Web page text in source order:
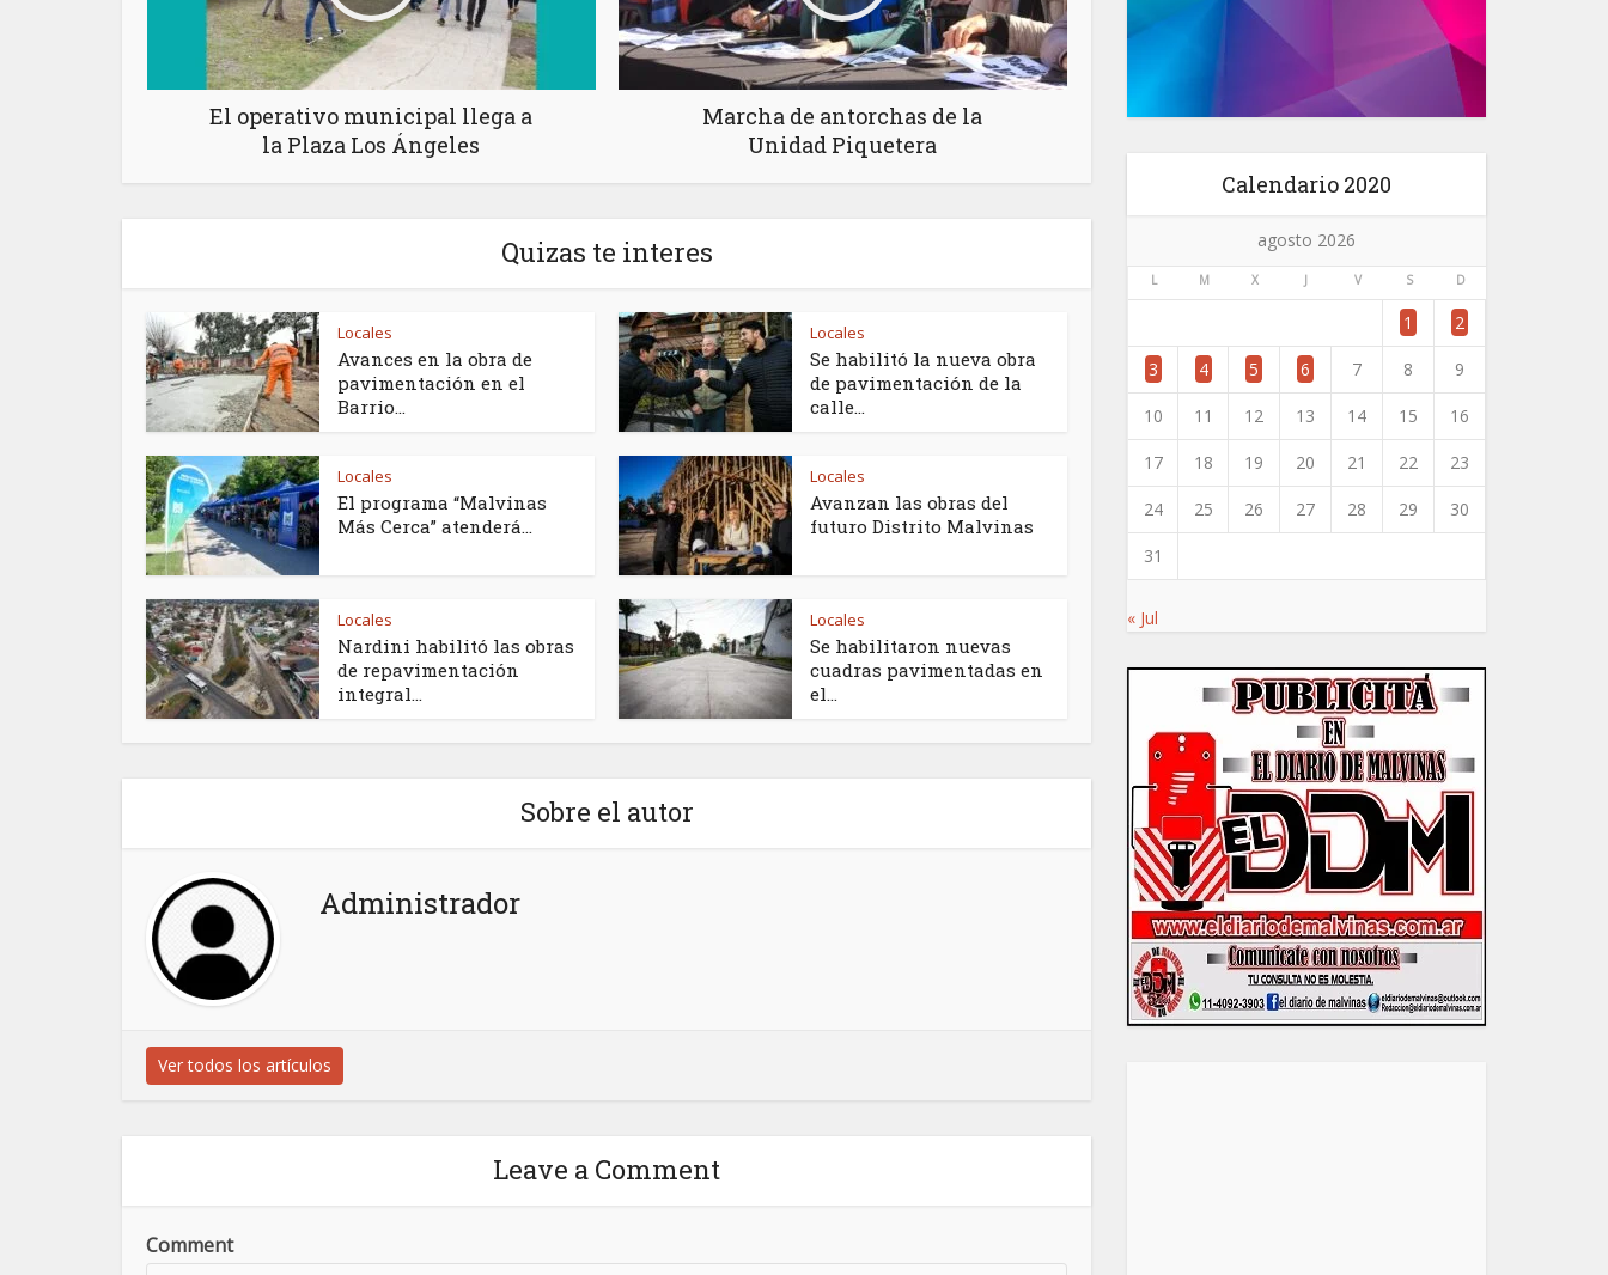
El operativo municipal llega a
la Plaza Los Ángeles
Marcha de antorchas de la
Unidad Piquetera
Quizas te interes
Locales
Avances en la obra de
pavimentación en el
Barrio...
Locales
Se habilitó la nueva obra
de pavimentación de la
calle...
Locales
El programa “Malvinas
Más Cerca” atenderá...
Locales
Avanzan las obras del
futuro Distrito Malvinas
Locales
Nardini habilitó las obras
de repavimentación
integral...
Locales
Se habilitaron nuevas
cuadras pavimentadas en
el...
Sobre el autor
Administrador
Ver todos los artículos
Leave a Comment
Comment
Calendario 2020
agosto 2026
L M X J V S D
1 2
3 4 5 6 7 8 9
10 11 12 13 14 15 16
17 18 19 20 21 22 23
24 25 26 27 28 29 30
31
« Jul